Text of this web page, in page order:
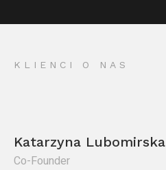
KLIENCI O NAS
Katarzyna Lubomirska
Co-Founder